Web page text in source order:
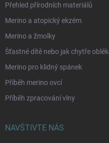
Přehled přírodních materiálů
Merino a atopický ekzém
Merino a žmolky
Šťastné dítě nebo jak chytře
Merino pro klidný spánek
Příběh merino ovcí
Příběh zpracování vlny
NAVŠTIVTE NÁS